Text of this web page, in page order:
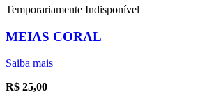
Temporariamente Indisponível
MEIAS CORAL
Saiba mais
R$ 25,00